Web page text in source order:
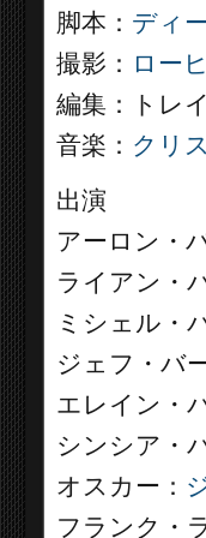
脚本： ディ
撮影： ロー
編集：トレ
音楽： クリ
出演
アーロン・
ライアン・
ミシェル・
ジェフ・バ
エレイン・
シンシア・
オスカー：
フランク・